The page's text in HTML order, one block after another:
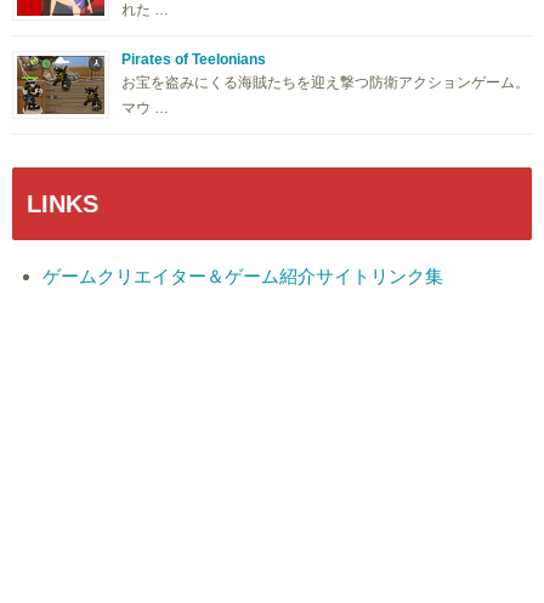
れた …
Pirates of Teelonians
お宝を盗みにくる海賊たちを迎え撃つ防衛アクションゲーム。
マウ …
LINKS
ゲームクリエイター＆ゲーム紹介サイトリンク集